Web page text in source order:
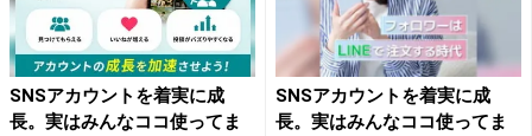
SNSアカウントを着実に成
長。実はみんなココ使ってま
SNSアカウントを着実に成
長。実はみんなココ使ってま